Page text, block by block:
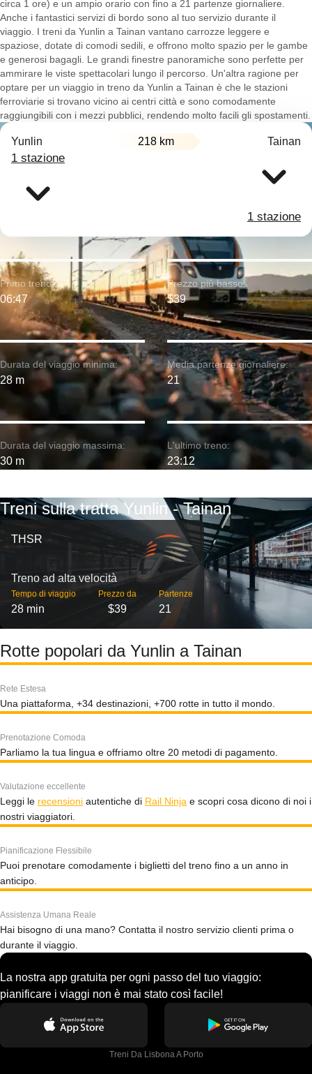
circa 1 ore) e un ampio orario con fino a 21 partenze giornaliere.
Anche i fantastici servizi di bordo sono al tuo servizio durante il
viaggio. I treni da Yunlin a Tainan vantano carrozze leggere e
spaziose, dotate di comodi sedili, e offrono molto spazio per le gambe
e generosi bagagli. Le grandi finestre panoramiche sono perfette per
ammirare le viste spettacolari lungo il percorso. Un'altra ragione per
optare per un viaggio in treno da Yunlin a Tainan è che le stazioni
ferroviarie si trovano vicino ai centri città e sono comodamente
raggiungibili con i mezzi pubblici, rendendo molto facili gli spostamenti.
Yunlin 218 km Tainan
1 stazione
1 stazione
Durata del viaggio minima:
28 m
Primo treno:
06:47
Durata del viaggio massima:
30 m
Prezzo più basso:
$39
Media partenze giornaliere:
21
L'ultimo treno:
23:12
Treni sulla tratta Yunlin - Tainan
THSR
Treno ad alta velocità
Tempo di viaggio
28 min
Prezzo da
$39
Partenze
21
Rotte popolari da Yunlin a Tainan
Rete Estesa
Una piattaforma, +34 destinazioni, +700 rotte in tutto il mondo.
Prenotazione Comoda
Parliamo la tua lingua e offriamo oltre 20 metodi di pagamento.
Valutazione eccellente
Leggi le recensioni autentiche di Rail Ninja e scopri cosa dicono di noi i
nostri viaggiatori.
Pianificazione Flessibile
Puoi prenotare comodamente i biglietti del treno fino a un anno in
anticipo.
Assistenza Umana Reale
Hai bisogno di una mano? Contatta il nostro servizio clienti prima o
durante il viaggio.
La nostra app gratuita per ogni passo del tuo viaggio:
pianificare i viaggi non è mai stato così facile!
Treni Da Lisbona A Porto